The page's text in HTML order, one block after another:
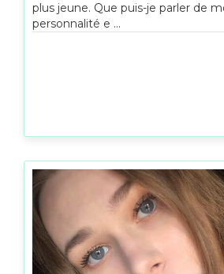
plus jeune. Que puis-je parler de
personnalité e ...